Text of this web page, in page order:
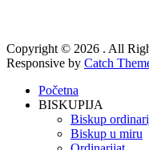
Copyright © 2026 . All
Responsive by Catch
Početna
BISKUPIJA
Biskup
Biskup u miru